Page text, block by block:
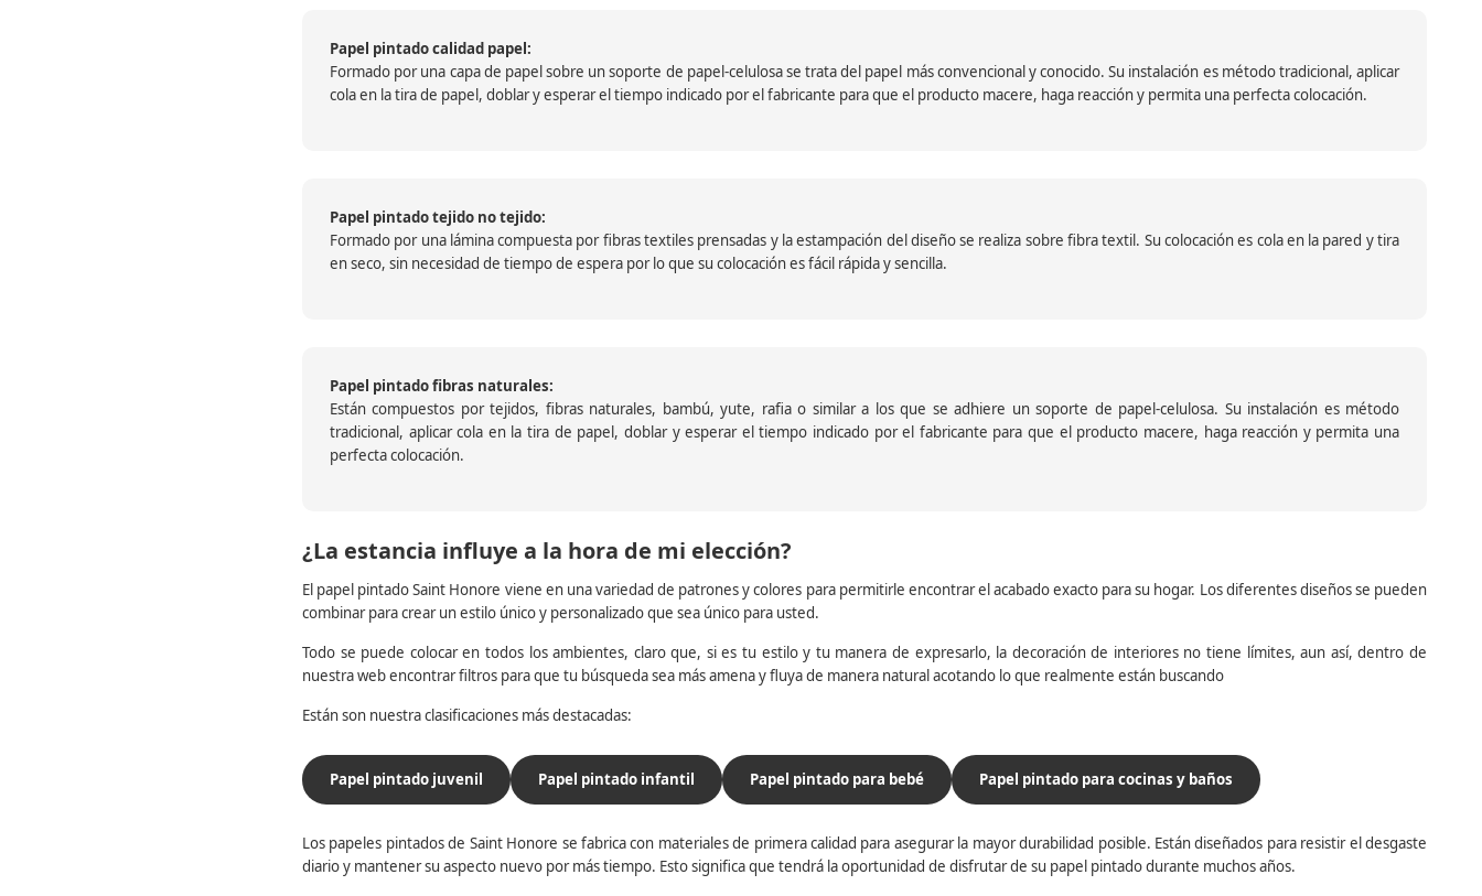
Papel pintado calidad papel:
Formado por una capa de papel sobre un soporte de papel-celulosa se trata del papel más convencional y conocido. Su instalación es método tradicional, aplicar
cola en la tira de papel, doblar y esperar el tiempo indicado por el fabricante para que el producto macere, haga reacción y permita una perfecta colocación.
Papel pintado tejido no tejido:
Formado por una lámina compuesta por fibras textiles prensadas y la estampación del diseño se realiza sobre fibra textil. Su colocación es cola en la pared y tira
en seco, sin necesidad de tiempo de espera por lo que su colocación es fácil rápida y sencilla.
Papel pintado fibras naturales:
Están compuestos por tejidos, fibras naturales, bambú, yute, rafia o similar a los que se adhiere un soporte de papel-celulosa. Su instalación es método
tradicional, aplicar cola en la tira de papel, doblar y esperar el tiempo indicado por el fabricante para que el producto macere, haga reacción y permita una
perfecta colocación.
¿La estancia influye a la hora de mi elección?
El papel pintado Saint Honore viene en una variedad de patrones y colores para permitirle encontrar el acabado exacto para su hogar. Los diferentes diseños se pueden
combinar para crear un estilo único y personalizado que sea único para usted.
Todo se puede colocar en todos los ambientes, claro que, si es tu estilo y tu manera de expresarlo, la decoración de interiores no tiene límites, aun así, dentro de
nuestra web encontrar filtros para que tu búsqueda sea más amena y fluya de manera natural acotando lo que realmente están buscando
Están son nuestra clasificaciones más destacadas:
Papel pintado juvenil Papel pintado infantil Papel pintado para bebé Papel pintado para cocinas y baños
Los papeles pintados de Saint Honore se fabrica con materiales de primera calidad para asegurar la mayor durabilidad posible. Están diseñados para resistir el desgaste
diario y mantener su aspecto nuevo por más tiempo. Esto significa que tendrá la oportunidad de disfrutar de su papel pintado durante muchos años.